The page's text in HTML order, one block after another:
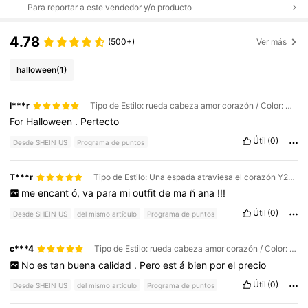
Para reportar a este vendedor y/o producto
4.78 (500+) Ver más
halloween(1)
l***r Tipo de Estilo: rueda cabeza amor corazón / Color: Negro / Talla: 80
For Halloween . Pertecto
Desde SHEIN US Programa de puntos Útil (0)
T***r Tipo de Estilo: Una espada atraviesa el corazón Y2K / Color: Negro / Talla: 80
me encant ó, va para mi outfit de ma ñ ana !!!
Desde SHEIN US del mismo artículo Programa de puntos Útil (0)
c***4 Tipo de Estilo: rueda cabeza amor corazón / Color: Negro / Talla: 90
No es tan buena calidad . Pero est á bien por el precio
Desde SHEIN US del mismo artículo Programa de puntos Útil (0)